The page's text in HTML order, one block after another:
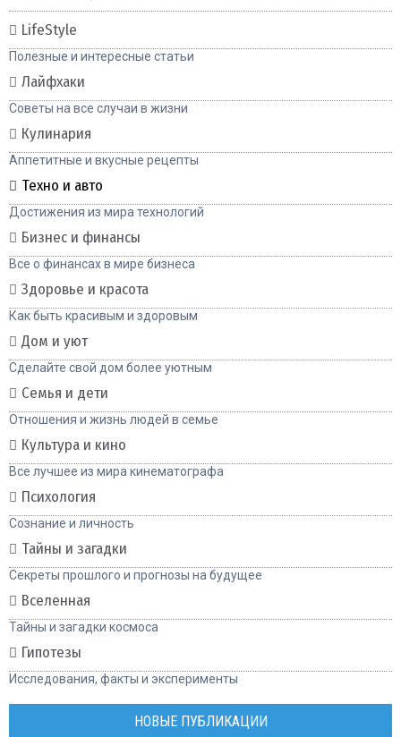
LifeStyle
Полезные и интересные статьи
Лайфхаки
Советы на все случаи в жизни
Кулинария
Аппетитные и вкусные рецепты
Техно и авто
Достижения из мира технологий
Бизнес и финансы
Все о финансах в мире бизнеса
Здоровье и красота
Как быть красивым и здоровым
Дом и уют
Сделайте свой дом более уютным
Семья и дети
Отношения и жизнь людей в семье
Культура и кино
Все лучшее из мира кинематографа
Психология
Сознание и личность
Тайны и загадки
Секреты прошлого и прогнозы на будущее
Вселенная
Тайны и загадки космоса
Гипотезы
Исследования, факты и эксперименты
НОВЫЕ ПУБЛИКАЦИИ